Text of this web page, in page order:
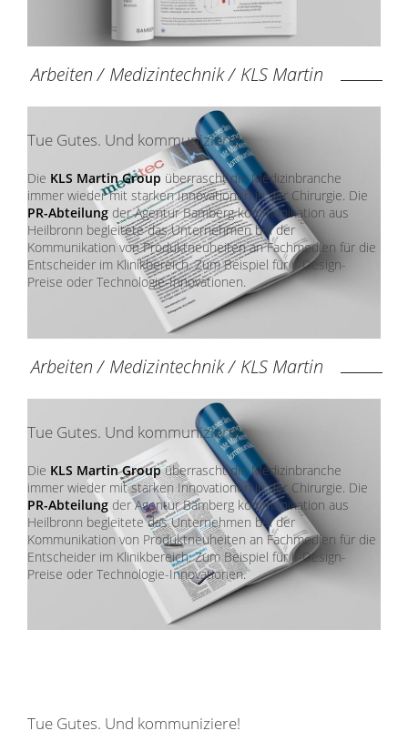
Tue Gutes. Und kommuniziere!
Die KLS Martin Group überrascht die Medizinbranche
immer wieder mit starken Innovationen in der Chirurgie. Die
PR-Abteilungder Agentur Bamberg kommunikation aus
Heilbronn begleitete das Unternehmen bei der
Kommunikation von Produktneuheiten an Fachmedien für die
Entscheider im Klinikbereich. Zum Beispiel für if-Design-
Preise oder Technologie-Innovationen.
Arbeiten/ Medizintechnik/ KLS Martin
Tue Gutes. Und kommuniziere!
Die KLS Martin Groupüberrascht die Medizinbranche
immer wieder mit starken Innovationen in der Chirurgie. Die
PR-Abteilungder Agentur Bamberg kommunikation aus
Heilbronn begleitete das Unternehmen bei der
Kommunikation von Produktneuheiten an Fachmedien für die
Entscheider im Klinikbereich. Zum Beispiel für if-Design-
Preise oder Technologie-Innovationen.
Arbeiten/ Medizintechnik/ KLS Martin
Tue Gutes. Und kommuniziere!